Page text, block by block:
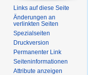
Links auf diese Seite
Änderungen an
verlinkten Seiten
Spezialseiten
Druckversion
Permanenter Link
Seiten­­informationen
Attribute anzeigen